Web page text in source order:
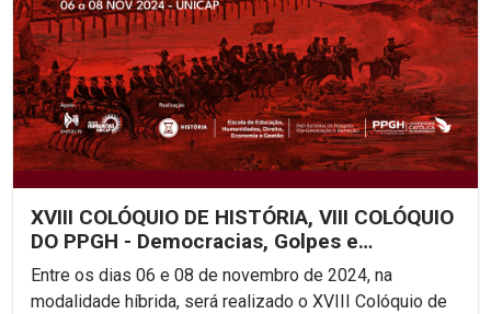
XVIII COLÓQUIO DE HISTÓRIA, VIII COLÓQUIO
DO PPGH - Democracias, Golpes e
Revoluções: Conexões...
Entre os dias 06 e 08 de novembro de 2024, na
modalidade híbrida, será realizado o XVIII Colóquio de